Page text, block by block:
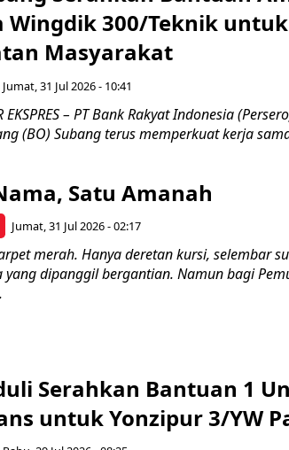
Wingdik 300/Teknik
Masyarakat
Jumat, 31 Jul 2026 - 10:41
EKSPRES – PT Bank Rakyat Indonesia
(BO) Subang terus memperkuat kerja
Satu Amanah
Jumat, 31 Jul 2026 - 02:17
merah. Hanya deretan kursi, selembar
dipanggil bergantian. Namun bagi
Serahkan Bantuan 1
untuk Yonzipur 3/YW